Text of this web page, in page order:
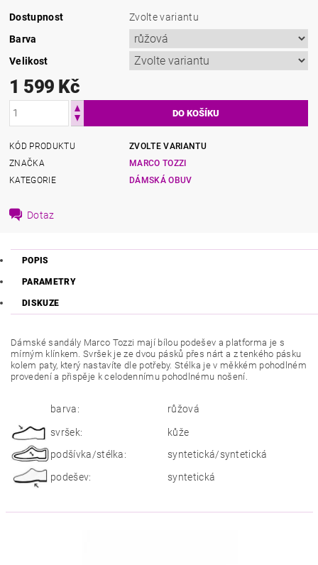
Dostupnost
Zvolte variantu
Barva
Velikost
1 599 Kč
KÓD PRODUKTU
ZVOLTE VARIANTU
ZNAČKA
MARCO TOZZI
KATEGORIE
DÁMSKÁ OBUV
Dotaz
POPIS
PARAMETRY
DISKUZE
Dámské sandály Marco Tozzi mají bílou podešev a platforma je s
mírným klínkem. Svršek je ze dvou pásků přes nárt a z tenkého pásku
kolem paty, který nastavíte dle potřeby. Stélka je v měkkém pohodlném
provedení a přispěje k celodennímu pohodlnému nošení.
barva: růžová
svršek:
kůže
podšívka/stélka:
syntetická/syntetická
podešev:
syntetická